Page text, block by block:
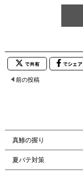
で共有 でシェア
前の投稿
真鯵の握り
夏バテ対策